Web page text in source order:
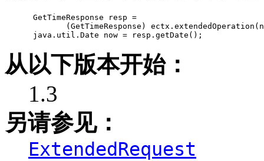
GetTimeResponse resp =
(GetTimeResponse)
从以下版本开始：
1.3
另请参见：
ExtendedRequest